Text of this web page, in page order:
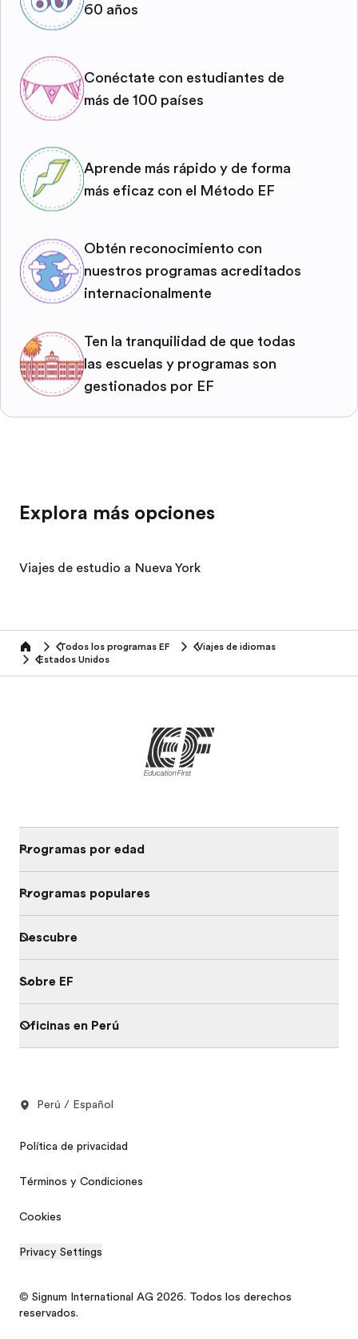
60 años
Conéctate con estudiantes de
más de 100 países
Aprende más rápido y de forma
más eficaz con el Método EF
Obtén reconocimiento con
nuestros programas acreditados
internacionalmente
Ten la tranquilidad de que todas
las escuelas y programas son
gestionados por EF
Explora más opciones
Viajes de estudio a Nueva York
home Todos los programas EF
Viajes de idiomas
Estados Unidos
Programas por edad
Programas populares
Descubre
Sobre EF
Oficinas en Perú
Perú / Español
Política de privacidad
Términos y Condiciones
Cookies
Privacy Settings
© Signum International AG 2026. Todos los derechos
reservados.